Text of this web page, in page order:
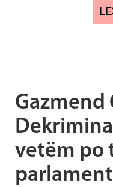
Gazmend
vetëm po